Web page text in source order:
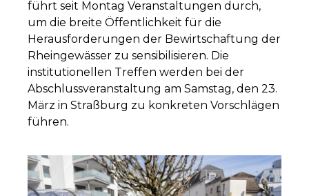
führt seit Montag Veranstaltungen durch,
um die breite Öffentlichkeit für die
Herausforderungen der Bewirtschaftung der
Rheingewässer zu sensibilisieren. Die
institutionellen Treffen werden bei der
Abschlussveranstaltung am Samstag, den 23.
März in Straßburg zu konkreten Vorschlägen
führen.